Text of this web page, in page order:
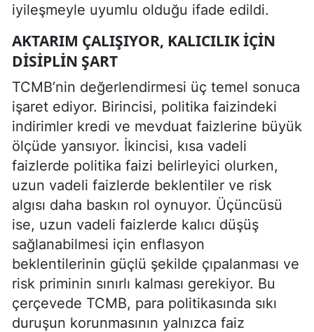
iyileşmeyle uyumlu olduğu ifade edildi.
AKTARIM ÇALIŞIYOR, KALICILIK IÇIN
DISIPLIN ŞART
TCMB’nin değerlendirmesi üç temel sonuca
işaret ediyor. Birincisi, politika faizindeki
indirimler kredi ve mevduat faizlerine büyük
ölçüde yansıyor. İkincisi, kısa vadeli
faizlerde politika faizi belirleyici olurken,
uzun vadeli faizlerde beklentiler ve risk
algısı daha baskın rol oynuyor. Üçüncüsü
ise, uzun vadeli faizlerde kalıcı düşüş
sağlanabilmesi için enflasyon
beklentilerinin güçlü şekilde çıpalanması ve
risk priminin sınırlı kalması gerekiyor. Bu
çerçevede TCMB, para politikasında sıkı
duruşun korunmasının yalnızca faiz